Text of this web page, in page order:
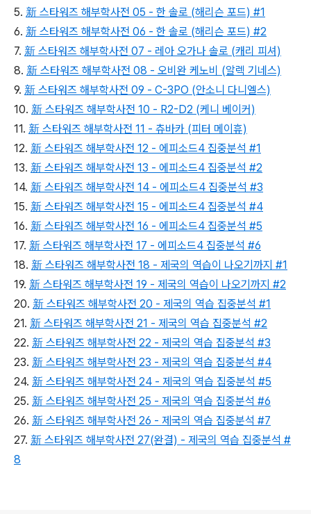
5. 新 스타워즈 해부학사전 05 - 한 솔로 (해리슨 포드) #1
6. 新 스타워즈 해부학사전 06 - 한 솔로 (해리슨 포드) #2
7. 新 스타워즈 해부학사전 07 - 레아 오가나 솔로 (캐리 피셔)
8. 新 스타워즈 해부학사전 08 - 오비완 케노비 (알렉 기네스)
9. 新 스타워즈 해부학사전 09 - C-3PO (안소니 다니엘스)
10. 新 스타워즈 해부학사전 10 - R2-D2 (케니 베이커)
11. 新 스타워즈 해부학사전 11 - 츄바카 (피터 메이휴)
12. 新 스타워즈 해부학사전 12 - 에피소드4 집중분석 #1
13. 新 스타워즈 해부학사전 13 - 에피소드4 집중분석 #2
14. 新 스타워즈 해부학사전 14 - 에피소드4 집중분석 #3
15. 新 스타워즈 해부학사전 15 - 에피소드4 집중분석 #4
16. 新 스타워즈 해부학사전 16 - 에피소드4 집중분석 #5
17. 新 스타워즈 해부학사전 17 - 에피소드4 집중분석 #6
18. 新 스타워즈 해부학사전 18 - 제국의 역습이 나오기까지 #1
19. 新 스타워즈 해부학사전 19 - 제국의 역습이 나오기까지 #2
20. 新 스타워즈 해부학사전 20 - 제국의 역습 집중분석 #1
21. 新 스타워즈 해부학사전 21 - 제국의 역습 집중분석 #2
22. 新 스타워즈 해부학사전 22 - 제국의 역습 집중분석 #3
23. 新 스타워즈 해부학사전 23 - 제국의 역습 집중분석 #4
24. 新 스타워즈 해부학사전 24 - 제국의 역습 집중분석 #5
25. 新 스타워즈 해부학사전 25 - 제국의 역습 집중분석 #6
26. 新 스타워즈 해부학사전 26 - 제국의 역습 집중분석 #7
27. 新 스타워즈 해부학사전 27(완결) - 제국의 역습 집중분석 #
8